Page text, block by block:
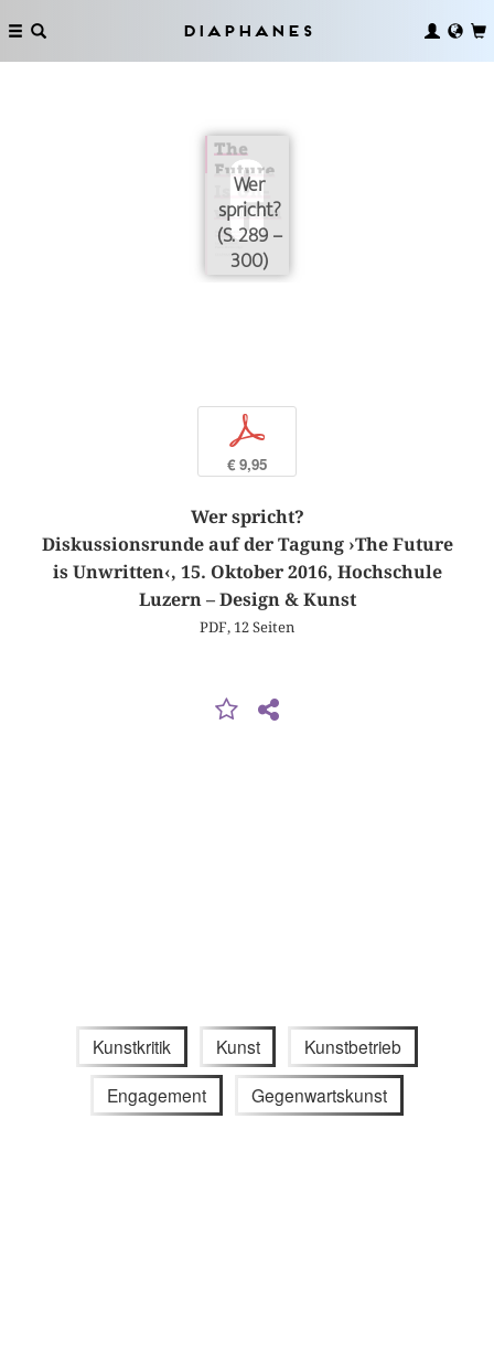
Diaphanes
Wer
spricht?
(S. 289 –
300)
p
€ 9,95
Wer spricht?
Diskussionsrunde auf der Tagung ›The Future
is Unwritten‹, 15. Oktober 2016, Hochschule
Luzern – Design & Kunst
PDF, 12 Seiten
Kunstkritik Kunst Kunstbetrieb
Engagement Gegenwartskunst